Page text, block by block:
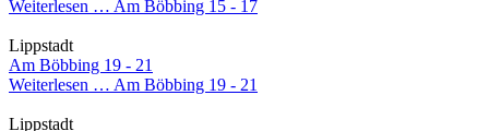
Weiterlesen … Am Böbbing 15 - 17
Lippstadt
Am Böbbing 19 - 21
Weiterlesen … Am Böbbing 19 - 21
Lippstadt